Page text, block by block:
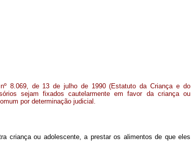
8.069, de 13 de julho de 1990 (Estatuto da Criança e do
sejam fixados cautelarmente em favor da criança ou
por determinação judicial.
criança ou adolescente, a prestar os alimentos de que eles